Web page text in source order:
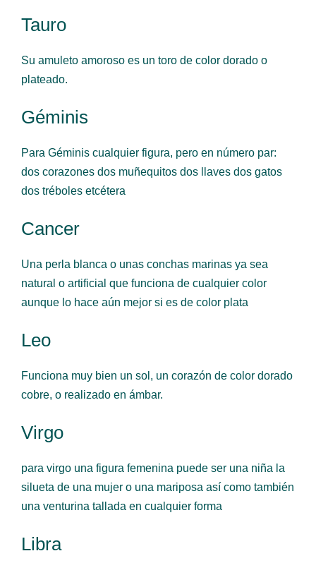
Tauro
Su amuleto amoroso es un toro de color dorado o
plateado.
Géminis
Para Géminis cualquier figura, pero en número par:
dos corazones dos muñequitos dos llaves dos gatos
dos tréboles etcétera
Cancer
Una perla blanca o unas conchas marinas ya sea
natural o artificial que funciona de cualquier color
aunque lo hace aún mejor si es de color plata
Leo
Funciona muy bien un sol, un corazón de color dorado
cobre, o realizado en ámbar.
Virgo
para virgo una figura femenina puede ser una niña la
silueta de una mujer o una mariposa así como también
una venturina tallada en cualquier forma
Libra